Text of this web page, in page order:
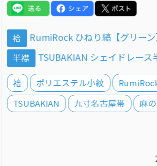
袷 RumiRock ひねり縞【グリーン
半襟 TSUBAKIAN シェイドレース
袷 ポリエステル小紋
TSUBAKIAN
九寸名古屋帯 麻